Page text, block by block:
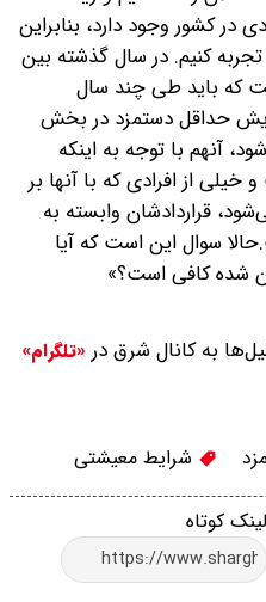
در کشور وجود دارد، بنابراین
کنیم. در سال گذشته بین
که باید طی چند سال
حداقل دستمزد در بخش
آنهم با توجه به اینکه
از افرادی که با آنها بر
قراردادشان وابسته به
سوال این است که آیا
شده کافی است؟»
به کانال شرق در «تلگرام»
شرایط معیشتی
لینک کوتاه